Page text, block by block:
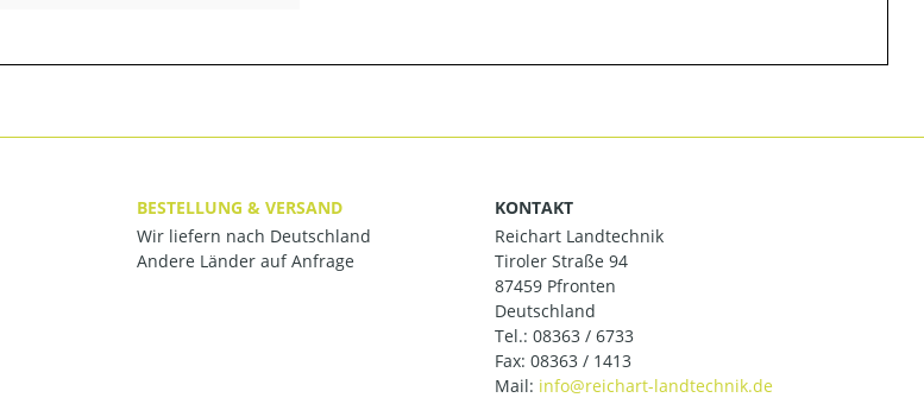
BESTELLUNG & VERSAND
Wir liefern nach Deutschland
Andere Länder auf Anfrage
KONTAKT
Reichart Landtechnik
Tiroler Straße 94
87459 Pfronten
Deutschland
Tel.: 08363 / 6733
Fax: 08363 / 1413
Mail: